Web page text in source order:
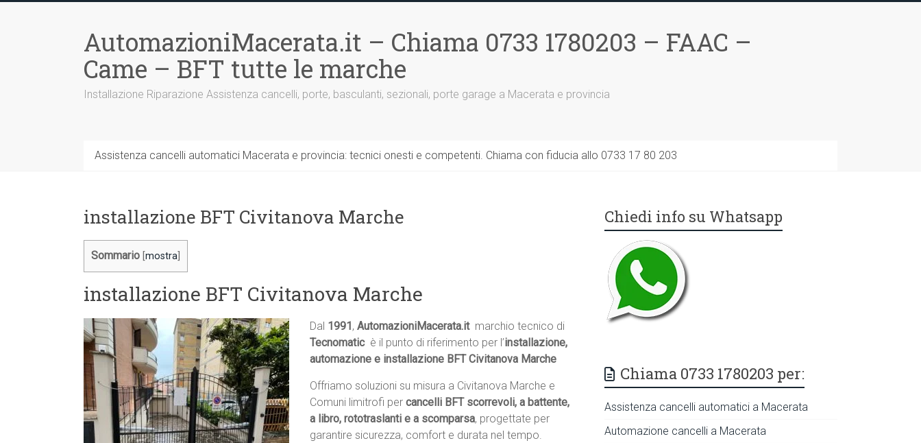
AutomazioniMacerata.it – Chiama 0733 1780203 – FAAC –
Came – BFT tutte le marche
Installazione Riparazione Assistenza cancelli, porte, basculanti, sezionali, porte garage a Macerata e provincia
Assistenza cancelli automatici Macerata e provincia: tecnici onesti e competenti. Chiama con fiducia allo 0733 17 80 203
installazione BFT Civitanova Marche
Sommario mostra
installazione BFT Civitanova Marche
Dal 1991 , AutomazioniMacerata.it marchio tecnico di
Tecnomatic  è il punto di riferimento per l’installazione,
automazione e installazione BFT Civitanova Marche
Offriamo soluzioni su misura a Civitanova Marche e
Comuni limitrofi per cancelli BFT scorrevoli, a battente,
a libro, rototraslanti e a scomparsa, progettate per
garantire sicurezza, comfort e durata nel tempo.
Chiedi info su Whatsapp
Chiama 0733 1780203 per:
Assistenza cancelli automatici a Macerata
Automazione cancelli a Macerata